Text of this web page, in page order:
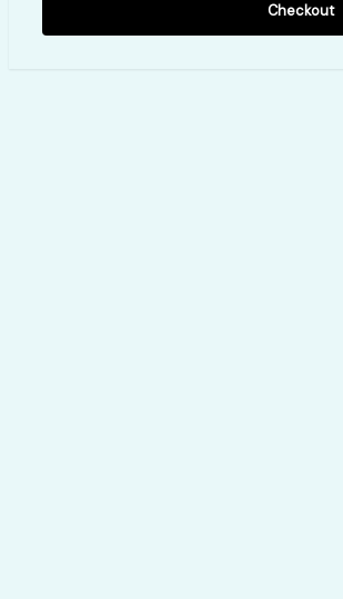
Checkout